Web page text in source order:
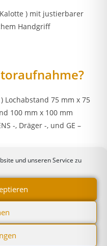
und unseren Service zu
) mit justierbarer
Handgriff
Lochabstand 75 mm x 75
100 mm x 100 mm
-, Dräger -, und GE –
und Tastatur-,